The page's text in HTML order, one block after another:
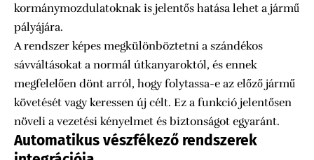
kormánymozdulatoknak is jelentős hatása lehet a jármű
pályájára.
A rendszer képes megkülönböztetni a szándékos
sávváltásokat a normál útkanyaroktól, és ennek
megfelelően dönt arról, hogy folytassa-e az előző jármű
követését vagy keressen új célt. Ez a funkció jelentősen
növeli a vezetési kényelmet és biztonságot egyaránt.
Automatikus vészfékező rendszerek